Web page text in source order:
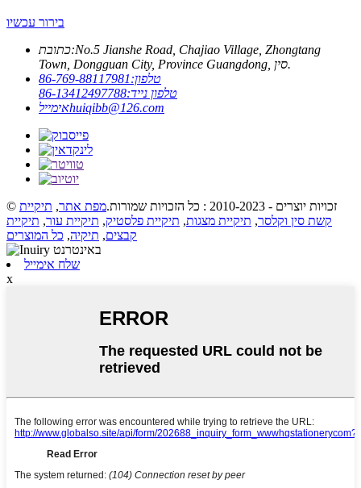
בירור עכשיו
כתובת:No.5 Jianshe Road, Chajiao Village, Zhongtang
Town, Dongguan City, Province Guangdong, סין.
טלפון:86-769-88117981
טלפון נייד:86-13412497788
אימיילhuiqibb@126.com
© זכויות יוצרים - 2010-2023 : כל הזכויות שמורות. מפת אתר, תיקיית
קשת סין וקלסר, תיקיית מצגות, תיקיית פלסטיק, תיקיית עור, תיקיית
קבצים, תיקיה, כל המוצרים
שלח אימייל
x